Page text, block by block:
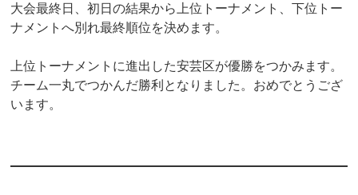
大会最終日、初日の結果から上位トーナメント、下位トー
ナメントへ別れ最終順位を決めます。
上位トーナメントに進出した安芸区が優勝をつかみます。
チーム一丸でつかんだ勝利となりました。おめでとうござ
います。